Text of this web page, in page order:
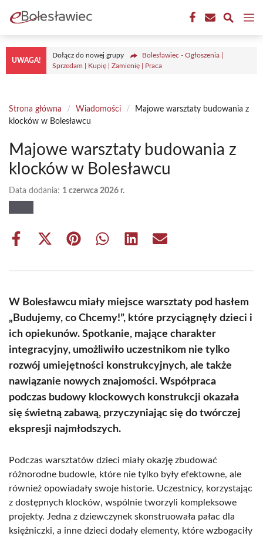
treści
UWAGA!
Dołącz do nowej grupy
Bolesławiec - Ogłoszenia |
Sprzedam | Kupię | Zamienię | Praca
Strona główna / Wiadomości /
Majowe warsztaty budowania z
klocków w Bolesławcu
Majowe warsztaty budowania z
klocków w Bolesławcu
Data dodania: 1 czerwca 2026 r.
Share
Share
(Twitter)
Share Share Share Share
W Bolesławcu miały miejsce warsztaty pod hasłem
„Budujemy, co Chcemy!”, które przyciągnęły dzieci i
ich opiekunów. Spotkanie, mające charakter
integracyjny, umożliwiło uczestnikom nie tylko
rozwój umiejętności konstrukcyjnych, ale także
nawiązanie nowych znajomości. Współpraca
podczas budowy klockowych konstrukcji okazała
się świetną zabawą, przyczyniając się do twórczej
ekspresji najmłodszych.
Podczas warsztatów dzieci miały okazję zbudować
różnorodne budowle, które nie tylko były efektowne, ale
również opowiadały swoje historie. Uczestnicy, korzystając
z dostępnych klocków, wspólnie tworzyli kompleksowe
projekty. Jedna z dziewczynek skonstruowała pałac dla
księżniczki, a inne dzieci dodały elementy, które wzbogaciły